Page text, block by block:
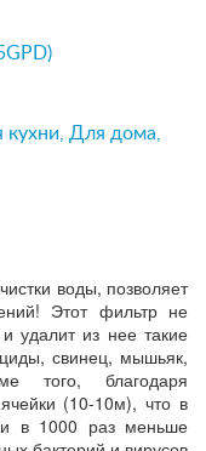
Для дома,
воды, позволяет
Этот фильтр не
удалит из нее такие
свинец, мышьяк,
того, благодаря
(10-10м), что в
и в 1000 раз меньше